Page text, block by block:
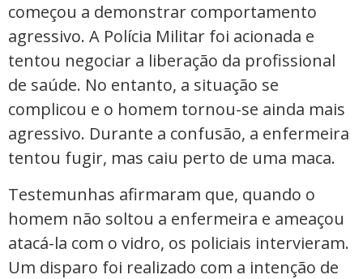
começou a demonstrar comportamento
agressivo. A Polícia Militar foi acionada e
tentou negociar a liberação da profissional
de saúde. No entanto, a situação se
complicou e o homem tornou-se ainda mais
agressivo. Durante a confusão, a enfermeira
tentou fugir, mas caiu perto de uma maca.
Testemunhas afirmaram que, quando o
homem não soltou a enfermeira e ameaçou
atacá-la com o vidro, os policiais intervieram.
Um disparo foi realizado com a intenção de